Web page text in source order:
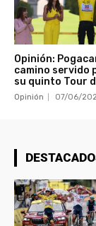
Opinión:
camino servido
su quinto Tour
Opinión 07/06/